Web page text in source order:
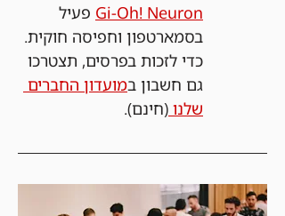
Gi-Oh! Neuron פעיל
בסמארטפון וחפיסה חוקית.
כדי לזכות בפרסים, תצטרכו
גם חשבון במועדון החברים
שלנו (חינם).